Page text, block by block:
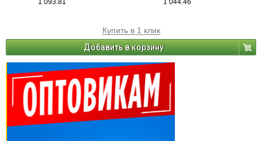
1 093.81 1 044.46
Купить в 1 клик
Добавить в корзину